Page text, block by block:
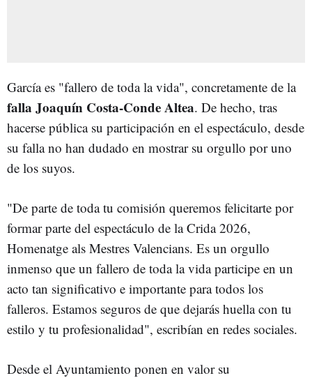
García es "fallero de toda la vida", concretamente de la
falla Joaquín Costa-Conde Altea. De hecho, tras
hacerse pública su participación en el espectáculo, desde
su falla no han dudado en mostrar su orgullo por uno
de los suyos.
"De parte de toda tu comisión queremos felicitarte por
formar parte del espectáculo de la Crida 2026,
Homenatge als Mestres Valencians. Es un orgullo
inmenso que un fallero de toda la vida participe en un
acto tan significativo e importante para todos los
falleros. Estamos seguros de que dejarás huella con tu
estilo y tu profesionalidad", escribían en redes sociales.
Desde el Ayuntamiento ponen en valor su